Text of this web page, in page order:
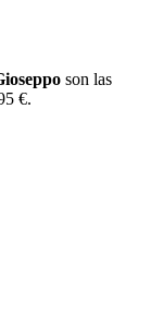
son las
€.